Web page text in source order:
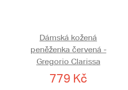
Dámská kožená
peněženka červená -
Gregorio Clarissa
779 Kč